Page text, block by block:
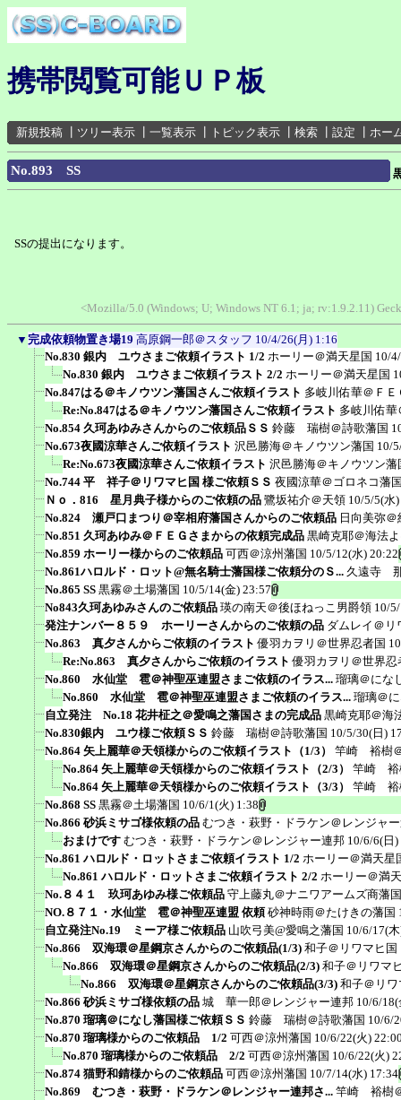
携帯閲覧可能ＵＰ板
新規投稿 ツリー表示 一覧表示 トピック表示 検索 設定 ホー
No.893 SS
SSの提出になります。
<Mozilla/5.0 (Windows; U; Windows NT 6.1; ja; rv:1.9.2.11)
▼ 完成依頼物置き場19 高原鋼一郎＠スタッフ 10/4/26(月) 1:16
No.830 銀内 ユウさまご依頼イラスト 1/2 ホーリー＠満天星国 10/
No.830 銀内 ユウさまご依頼イラスト 2/2 ホーリー＠満天星国
No.847はる＠キノウツン藩国さんご依頼イラスト 多岐川佑華＠ＦＥ
Re:No.847はる＠キノウツン藩国さんご依頼イラスト 多岐川佑華
No.854 久珂あゆみさんからのご依頼品ＳＳ 鈴藤 瑞樹＠詩歌藩国
No.673夜國涼華さんご依頼イラスト 沢邑勝海＠キノウツン藩国 10/
Re:No.673夜國涼華さんご依頼イラスト 沢邑勝海＠キノウツン藩
No.744 平 祥子＠リワマヒ国 様ご依頼ＳＳ 夜國涼華＠ゴロネコ藩
Ｎｏ．816 星月典子様からのご依頼の品 鷺坂祐介＠天領 10/5/5(水
No.824 瀬戸口まつり＠宰相府藩国さんからのご依頼品 日向美弥
No.851 久珂あゆみ＠ＦＥＧさまからの依頼完成品 黒崎克耶＠海法
No.859 ホーリー様からのご依頼品 可西＠涼州藩国 10/5/12(水) 20:22
No.861ハロルド・ロット@無名騎士藩国様ご依頼分のＳ... 久遠寺
No.865 SS 黒霧＠土場藩国 10/5/14(金) 23:57
No843久珂あゆみさんのご依頼品 瑛の南天＠後ほねっこ男爵領 10/
発注ナンバー８５９ ホーリーさんからのご依頼の品 ダムレイ＠リ
No.863 真夕さんからご依頼のイラスト 優羽カヲリ＠世界忍者国
Re:No.863 真夕さんからご依頼のイラスト 優羽カヲリ＠世界忍
No.860 水仙堂 雹＠神聖巫連盟さまご依頼のイラス... 瑠璃＠にな
No.860 水仙堂 雹＠神聖巫連盟さまご依頼のイラス... 瑠璃＠
自立発注 No.18 花井柾之＠愛鳴之藩国さまの完成品 黒崎克耶＠海
No.830銀内 ユウ様ご依頼ＳＳ 鈴藤 瑞樹＠詩歌藩国 10/5/30(日)
No.864 矢上麗華＠天領様からのご依頼イラスト（1/3）
竿崎 裕樹
No.864 矢上麗華＠天領様からのご依頼イラスト（2/3）
竿崎 裕
No.864 矢上麗華＠天領様からのご依頼イラスト（3/3）
竿崎 裕
No.868 SS 黒霧＠土場藩国 10/6/1(火) 1:38
No.866 砂浜ミサゴ様依頼の品 むつき・萩野・ドラケン＠レンジャ
おまけです むつき・萩野・ドラケン＠レンジャー連邦 10/6/6(日)
No.861 ハロルド・ロットさまご依頼イラスト 1/2 ホーリー＠満天星
No.861 ハロルド・ロットさまご依頼イラスト 2/2 ホーリー＠満
No.８４１ 玖珂あゆみ様ご依頼品 守上藤丸＠ナニワアームズ商藩国
NO.８７１・水仙堂 雹＠神聖巫連盟 依頼 砂神時雨＠たけきの藩国
自立発注No.19 ミーア様ご依頼品 山吹弓美@愛鳴之藩国 10/6/17(
No.866 双海環＠星鋼京さんからのご依頼品(1/3) 和子＠リワマヒ国
No.866 双海環＠星鋼京さんからのご依頼品(2/3) 和子＠リワマ
No.866 双海環＠星鋼京さんからのご依頼品(3/3) 和子＠リワ
No.866 砂浜ミサゴ様依頼の品 城 華一郎＠レンジャー連邦 10/6/
No.870 瑠璃＠になし藩国様ご依頼ＳＳ 鈴藤 瑞樹＠詩歌藩国 10/6/
No.870 瑠璃様からのご依頼品 1/2 可西＠涼州藩国 10/6/22(火)
No.870 瑠璃様からのご依頼品 2/2 可西＠涼州藩国 10/6/22(火)
No.874 猫野和錆様からのご依頼品 可西＠涼州藩国 10/7/14(水) 17:34
No.869 むつき・萩野・ドラケン＠レンジャー連邦さ... 竿崎 裕樹